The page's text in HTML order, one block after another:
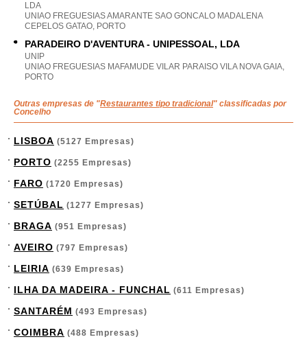
LDA
UNIAO FREGUESIAS AMARANTE SAO GONCALO MADALENA
CEPELOS GATAO, PORTO
PARADEIRO D'AVENTURA - UNIPESSOAL, LDA
UNIP
UNIAO FREGUESIAS MAFAMUDE VILAR PARAISO VILA NOVA GAIA,
PORTO
Outras empresas de "Restaurantes tipo tradicional" classificadas por
Concelho
LISBOA (5127 Empresas)
PORTO (2255 Empresas)
FARO (1720 Empresas)
SETÚBAL (1277 Empresas)
BRAGA (951 Empresas)
AVEIRO (797 Empresas)
LEIRIA (639 Empresas)
ILHA DA MADEIRA - FUNCHAL (611 Empresas)
SANTARÉM (493 Empresas)
COIMBRA (488 Empresas)